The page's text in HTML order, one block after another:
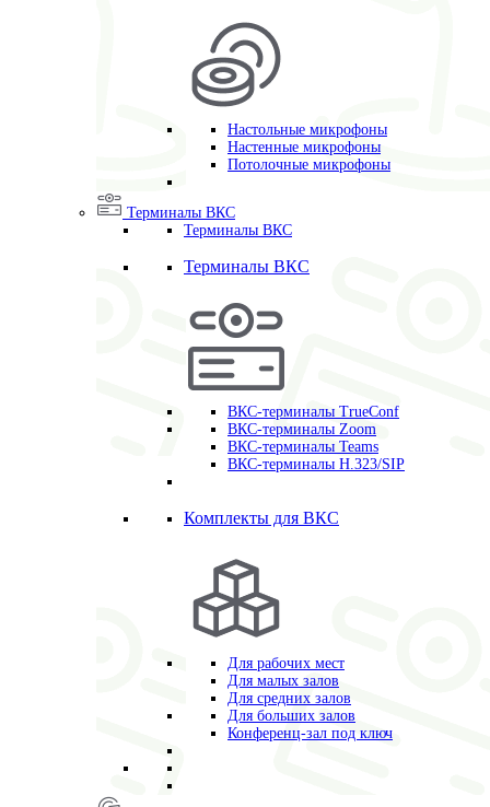
Настольные микрофоны
Настенные микрофоны
Потолочные микрофоны
Терминалы ВКС
Терминалы ВКС
Терминалы ВКС
ВКС-терминалы TrueConf
ВКС-терминалы Zoom
ВКС-терминалы Teams
ВКС-терминалы H.323/SIP
Комплекты для ВКС
Для рабочих мест
Для малых залов
Для средних залов
Для больших залов
Конференц-зал под ключ